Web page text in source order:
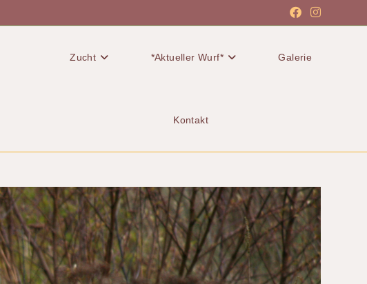
Zucht *Aktueller Wurf* Galerie
Kontakt